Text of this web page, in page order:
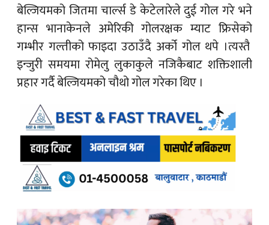
बेल्जियमको जितमा चार्ल्स डे केटेलारेले दुई गोल गरे भने
हान्स भानाकेनले अमेरिकी गोलरक्षक म्याट फ्रिसेको
गम्भीर गल्तीको फाइदा उठाउँदै अर्को गोल थपे ।त्यस्तै
इन्जुरी समयमा रोमेलु लुकाकुले नजिकैबाट शक्तिशाली
प्रहार गर्दै बेल्जियमको चौथो गोल गरेका थिए ।